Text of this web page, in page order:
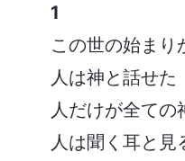
1
この世の始まり
人は神と話せた
人だけが全て
人は聞く耳と見